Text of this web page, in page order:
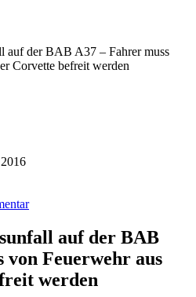
auf der BAB A37 – Fahrer muss
Corvette befreit werden
auf der BAB
von Feuerwehr aus
werden